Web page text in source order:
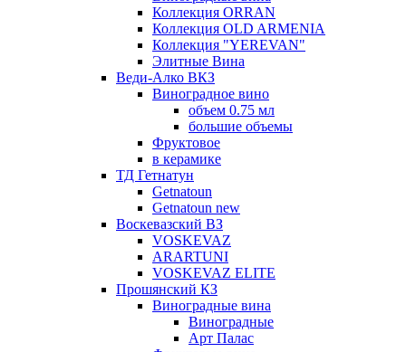
Коллекция ORRAN
Коллекция OLD ARMENIA
Коллекция "YEREVAN"
Элитные Вина
Веди-Алко ВКЗ
Виноградное вино
объем 0.75 мл
большие объемы
Фруктовое
в керамике
ТД Гетнатун
Getnatoun
Getnatoun new
Воскевазский ВЗ
VOSKEVAZ
ARARTUNI
VOSKEVAZ ELITE
Прошянский КЗ
Виноградные вина
Виноградные
Арт Палас